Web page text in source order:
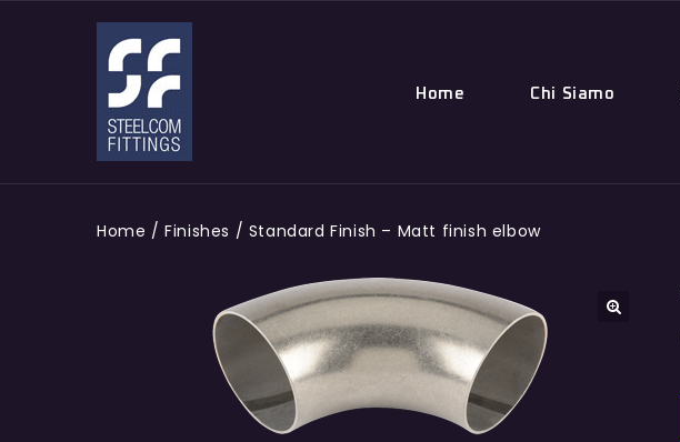
Home Chi Siamo
Home /Finishes / Standard Finish – Matt finish elbow